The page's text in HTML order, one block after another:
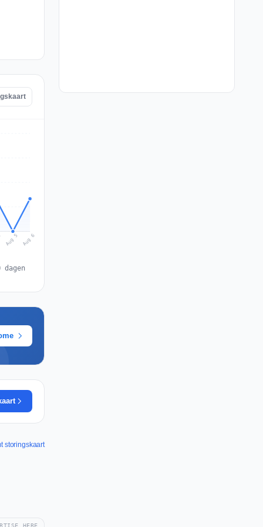
Aug 5 Aug 6
dagen
storingskaart
HERE